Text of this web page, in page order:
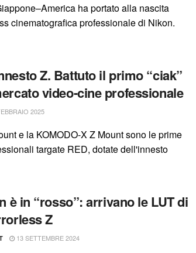
ha portato alla nascita
cinematografica professionale di Nikon.
Z. Battuto il primo “ciak”
video-cine professionale
2025
e la KOMODO-X Z Mount sono le prime
targate RED, dotate dell'innesto
è in “rosso”: arrivano le LUT di
Z
13 SETTEMBRE 2024